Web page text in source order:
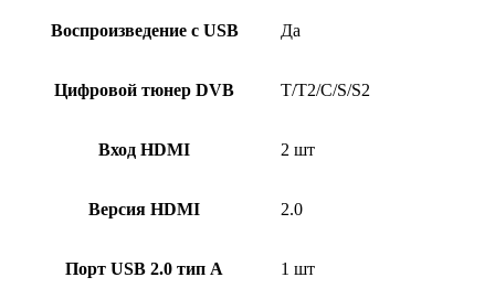
Воспроизведение с USB Да
Цифровой тюнер DVB T/T2/C/S/S2
Вход HDMI 2 шт
Версия HDMI 2.0
Порт USB 2.0 тип A 1 шт